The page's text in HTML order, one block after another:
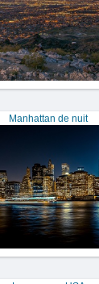
Manhattan de nuit